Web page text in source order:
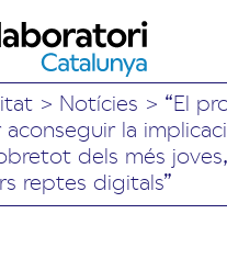
> Notícies > “El
la
dels més
reptes digitals”